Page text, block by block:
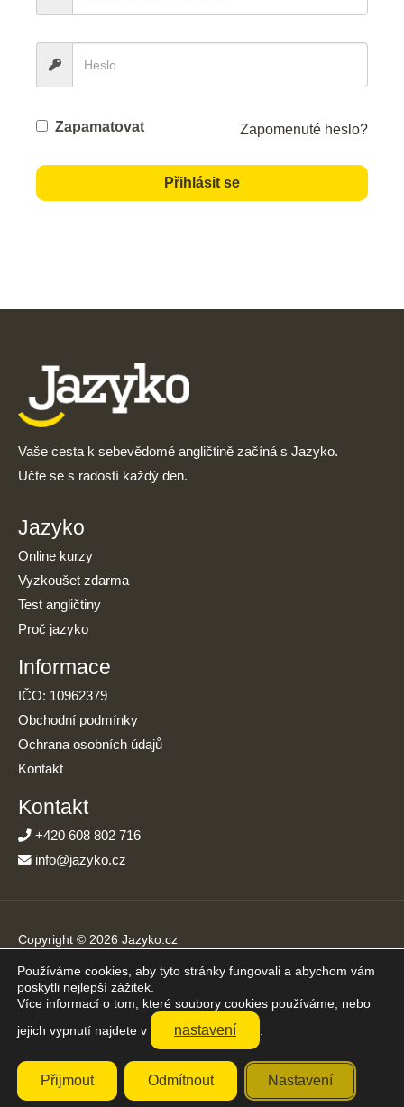
Zapamatovat Zapomenuté heslo?
Přihlásit se
Vaše cesta k sebevědomé angličtině začíná s Jazyko.
Učte se s radostí každý den.
Jazyko
Online kurzy
Vyzkoušet zdarma
Test angličtiny
Proč jazyko
Informace
IČO: 10962379
Obchodní podmínky
Ochrana osobních údajů
Kontakt
Kontakt
+420 608 802 716
info@jazyko.cz
Copyright © 2026 Jazyko.cz
Online kurzy angličtiny s podporou živého lektora. Učíte se jen
20 minut denně.
Přijímáme platby online
Používáme cookies, aby tyto stránky fungovali a abychom vám
poskytli nejlepší zážitek.
Více informací o tom, které soubory cookies používáme, nebo
jejich vypnutí najdete v
nastavení
Přijmout Odmítnout Nastavení